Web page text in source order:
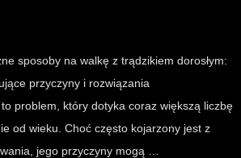
sposoby na walkę z trądzikiem dorosłym:
przyczyny i rozwiązania
to problem, który dotyka coraz większą liczbę
od wieku. Choć często kojarzony jest z
jego przyczyny mogą …